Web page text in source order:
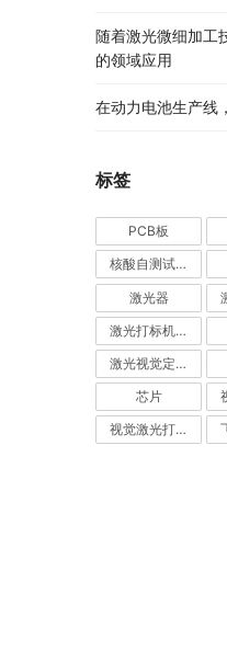
随着激光微细加工
的领域应用
在动力电池生产线
标签
PCB板
核酸自测试剂盒
激光器
激光打标机品牌厂家前十名
激光视觉定位
芯片
视觉激光打标机